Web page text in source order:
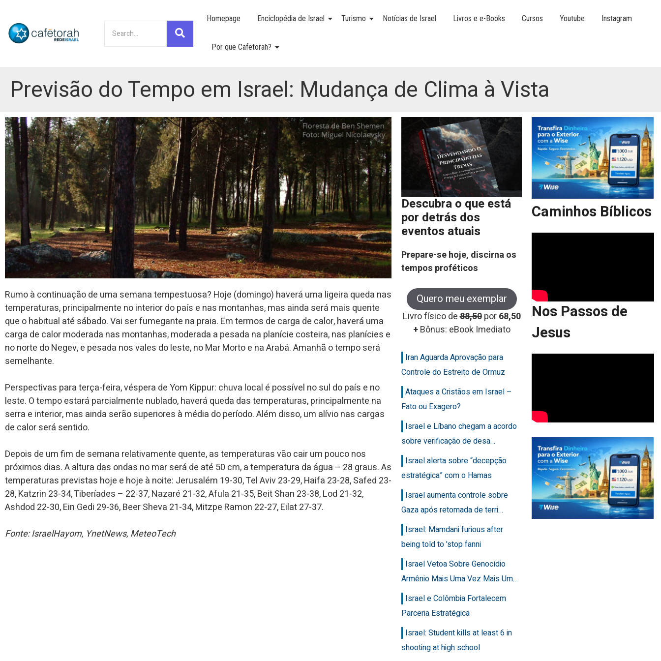
Homepage Enciclopédia de Israel Turismo Notícias de Israel Livros e e-Books Cursos Youtube Instagram
Por que Cafetorah?
Previsão do Tempo em Israel: Mudança de Clima à Vista
Rumo à continuação de uma semana tempestuosa? Hoje (domingo) haverá uma ligeira queda nas
temperaturas, principalmente no interior do país e nas montanhas, mas ainda será mais quente
que o habitual até sábado. Vai ser fumegante na praia. Em termos de carga de calor, haverá uma
carga de calor moderada nas montanhas, moderada a pesada na planície costeira, nas planícies e
no norte do Negev, e pesada nos vales do leste, no Mar Morto e na Arabá. Amanhã o tempo será
semelhante.
Perspectivas para terça-feira, véspera de Yom Kippur: chuva local é possível no sul do país e no
leste. O tempo estará parcialmente nublado, haverá queda das temperaturas, principalmente na
serra e interior, mas ainda serão superiores à média do período. Além disso, um alívio nas cargas
de calor será sentido.
Depois de um fim de semana relativamente quente, as temperaturas vão cair um pouco nos
próximos dias. A altura das ondas no mar será de até 50 cm, a temperatura da água – 28 graus. As
temperaturas previstas hoje e hoje à noite: Jerusalém 19-30, Tel Aviv 23-29, Haifa 23-28, Safed 23-
28, Katzrin 23-34, Tiberíades – 22-37, Nazaré 21-32, Afula 21-35, Beit Shan 23-38, Lod 21-32,
Ashdod 22-30, Ein Gedi 29-36, Beer Sheva 21-34, Mitzpe Ramon 22-27, Eilat 27-37.
Fonte: IsraelHayom, YnetNews, MeteoTech
Descubra o que está
por detrás dos
eventos atuais
Prepare-se hoje, discirna os
tempos proféticos
Quero meu exemplar
Livro físico de88,50 por68,50
+Bônus: eBook Imediato
Iran Aguarda Aprovação para
Controle do Estreito de Ormuz
Ataques a Cristãos em Israel –
Fato ou Exagero?
Israel e Líbano chegam a acordo
sobre verificação de desa…
Israel alerta sobre “decepção
estratégica” com o Hamas
Israel aumenta controle sobre
Gaza após retomada de terri…
Israel: Mamdani furious after
being told to 'stop fanni
Israel Vetoa Sobre Genocídio
Armênio Mais Uma Vez Mais Um…
Israel e Colômbia Fortalecem
Parceria Estratégica
Israel: Student kills at least 6 in
shooting at high school
Caminhos Bíblicos
Nos Passos de
Jesus